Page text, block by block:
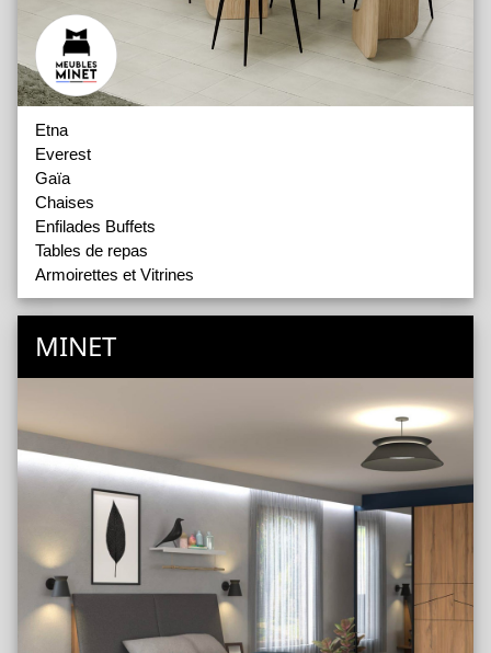
Etna
Everest
Gaïa
Chaises
Enfilades Buffets
Tables de repas
Armoirettes et Vitrines
MINET